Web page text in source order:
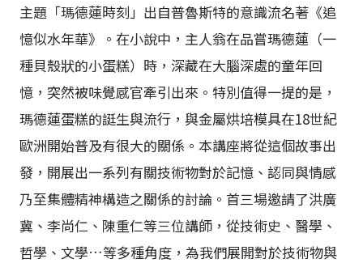
主題「瑪德蓮時刻」出自普魯斯特的意識流名著《追
憶似水年華》。在小說中，主人翁在品嘗瑪德蓮（一
種貝殼狀的小蛋糕）時，深藏在大腦深處的童年回
憶，突然被味覺感官牽引出來。特別值得一提的是，
瑪德蓮蛋糕的誔生與流行，與金屬烘培模具在18世紀
歐洲開始普及有很大的關係。本講座將從這個故事出
發，開展出一系列有關技術物對於記憶、認同與情感
乃至集體精神構造之關係的討論。首三場邀請了洪廣
冀、李尚仁、陳重仁等三位講師，從技術史、醫學、
哲學、文學…等多種角度，為我們展開對於技術物與